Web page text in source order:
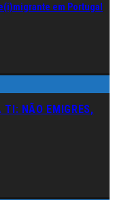
em Portugal
TI: NÃO EMIGRES,